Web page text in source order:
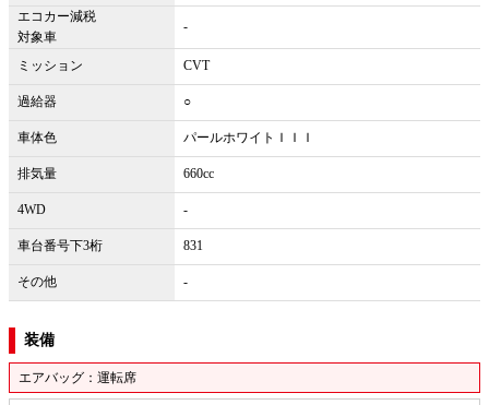
エコカー減税
対象車
-
ミッション CVT
過給器 ○
車体色 パールホワイトＩＩＩ
排気量 660cc
4WD -
車台番号下3桁 831
その他 -
装備
エアバッグ：運転席